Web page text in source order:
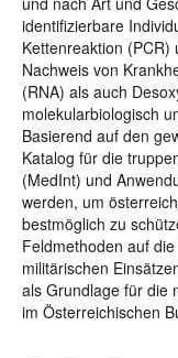
identifizierbare
Kettenreaktion
Nachweis von
(RNA) als auch
molekularbiologisch
Basierend auf den
Katalog für die
(MedInt) und
werden, um
bestmöglich zu
Feldmethoden auf
militärischen
als Grundlage für die
im Österreichischen